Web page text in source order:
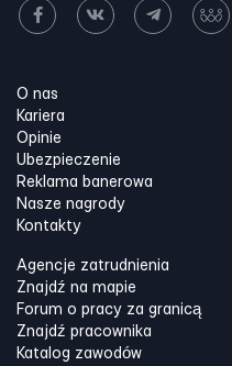
O nas
Kariera
Opinie
Ubezpieczenie
Reklama banerowa
Nasze nagrody
Kontakty
Agencje zatrudnienia
Znajdź na mapie
Forum o pracy za granicą
Znajdź pracownika
Katalog zawodów